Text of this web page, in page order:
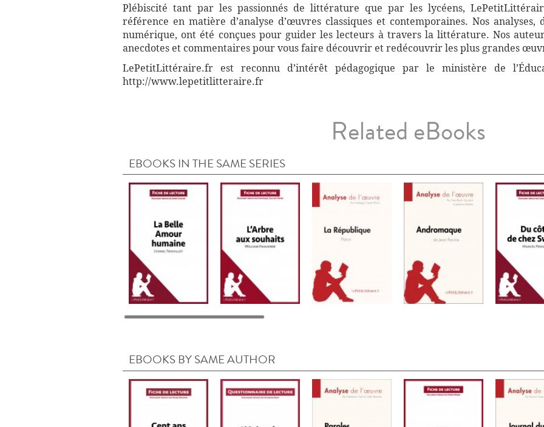
Plébiscité tant par les passionnés de littérature que par les lycéens,
référence en matière d’analyse d’œuvres classiques et contemporaines. Nos
numérique, ont été conçues pour guider les lecteurs à travers la littérature. Nos
anecdotes et commentaires pour vous faire découvrir et redécouvrir les plus grandes
LePetitLittéraire.fr est reconnu d’intérêt pédagogique par le ministère de
http://www.lepetitlitteraire.fr
Related eBooks
EBOOKS IN THE SAME SERIES
EBOOKS BY SAME AUTHOR